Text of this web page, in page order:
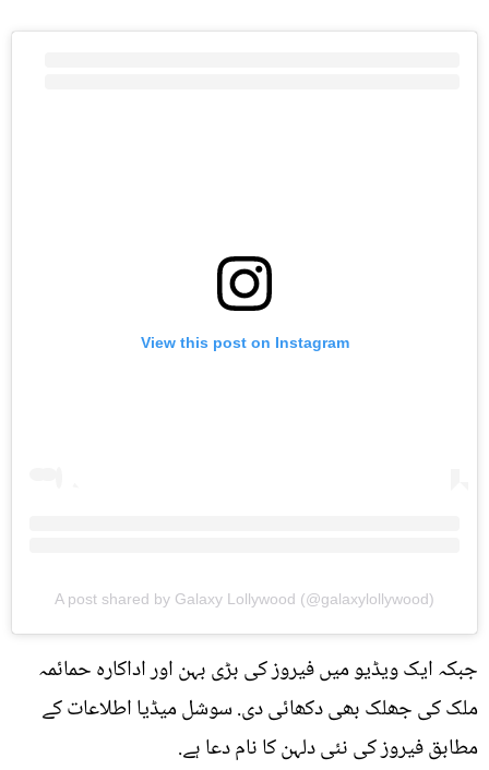
View this post on Instagram
A post shared by Galaxy Lollywood (@galaxylollywood)
جبکہ ایک ویڈیو میں فیروز کی بڑی بہن اور اداکارہ حمائمہ
ملک کی جھلک بھی دکھائی دی. سوشل میڈیا اطلاعات کے
مطابق فیروز کی نئی دلہن کا نام دعا ہے.